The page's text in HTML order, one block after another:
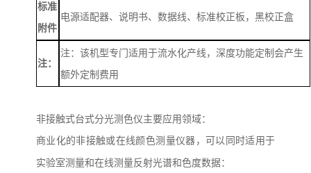
标准
附件
电源适配器、说明书、数据线、标准校正板，黑校正盒
注：
注：该机型专门适用于流水化产线，深度功能定制会产生
额外定制费用
非接触式台式分光测色仪主要应用领域：
商业化的非接触或在线颜色测量仪器，可以同时适用于
实验室测量和在线测量反射光谱和色度数据：